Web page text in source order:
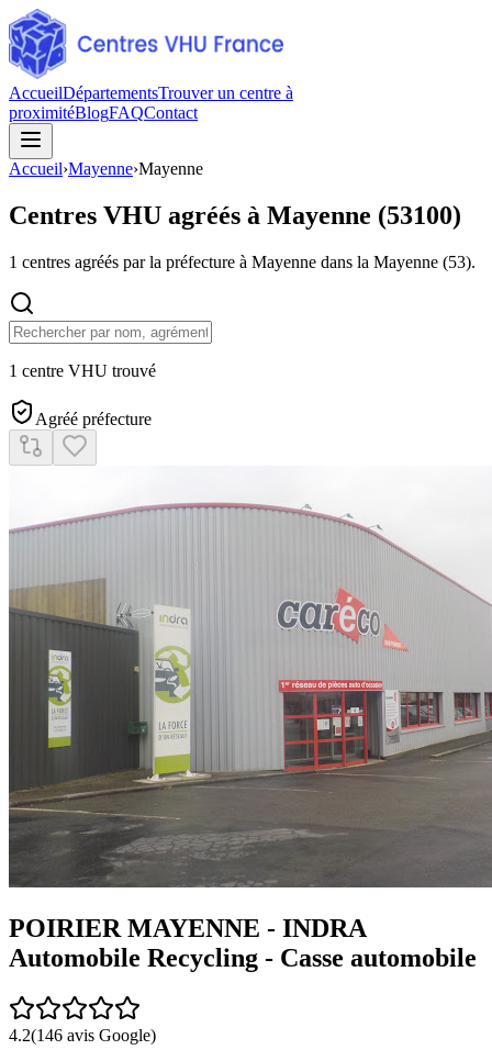
AccueilDépartementsTrouver un centre à
proximitéBlogFAQContact
Accueil›Mayenne›Mayenne
Centres VHU agréés à Mayenne (53100)
1 centres agréés par la préfecture à Mayenne dans la Mayenne (53).
1 centre VHU trouvé
Agréé préfecture
POIRIER MAYENNE - INDRA
Automobile Recycling - Casse automobile
4.2(146 avis Google)